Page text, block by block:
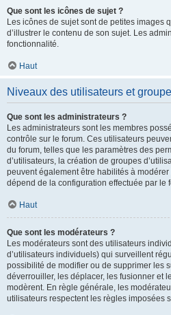
Que sont les icônes de sujet ?
Les icônes de sujet sont de petites images
d’illustrer le contenu de son sujet. Les
fonctionnalité.
Haut
Niveaux des utilisateurs et
Que sont les administrateurs ?
Les administrateurs sont les membres
contrôle sur le forum. Ces utilisateurs
du forum, telles que les paramètres des
d’utilisateurs, la création de groupes
peuvent également être habilités à modérer
dépend de la configuration effectuée par le
Haut
Que sont les modérateurs ?
Les modérateurs sont des utilisateurs
d’utilisateurs individuels) qui surveillent
possibilité de modifier ou de supprimer les
déverrouiller, les déplacer, les fusionner et
modèrent. En règle générale, les
utilisateurs respectent les règles imposées